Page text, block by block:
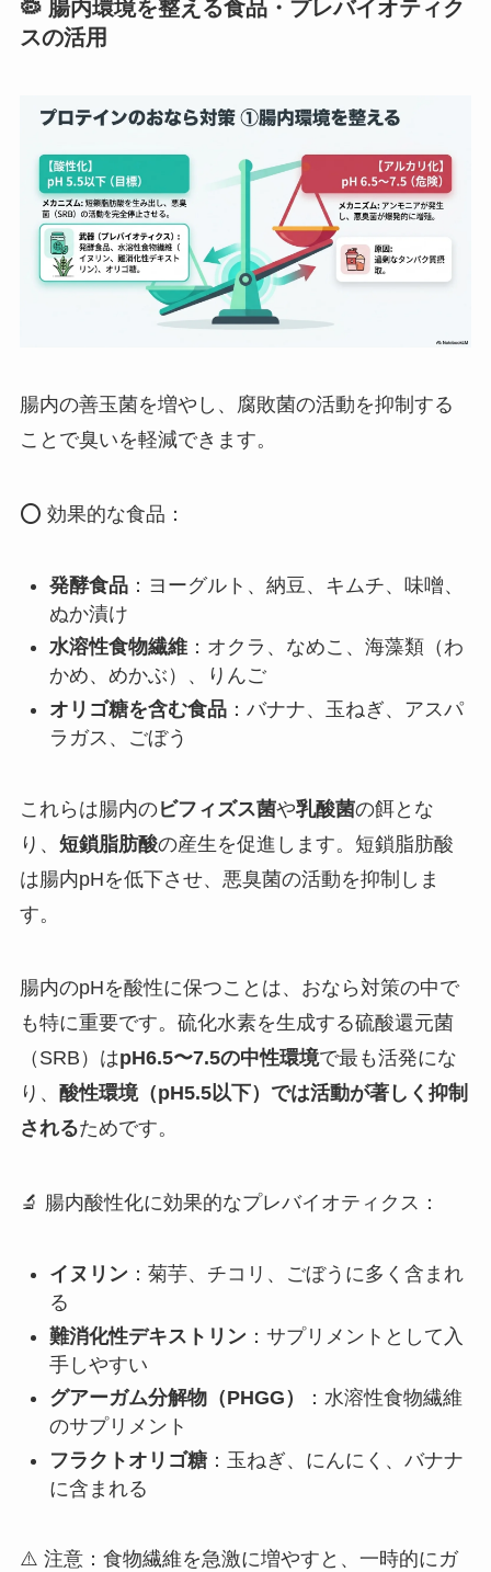
🦠 腸内環境を整える食品・プレバイオティク
スの活用
腸内の善玉菌を増やし、腐敗菌の活動を抑制する
ことで臭いを軽減できます。
⭕ 効果的な食品：
発酵食品：ヨーグルト、納豆、キムチ、味噌、
ぬか漬け
水溶性食物繊維：オクラ、なめこ、海藻類（わ
かめ、めかぶ）、りんご
オリゴ糖を含む食品：バナナ、玉ねぎ、アスパ
ラガス、ごぼう
これらは腸内のビフィズス菌や乳酸菌の餌とな
り、 短鎖脂肪酸の産生を促進します。短鎖脂肪酸
は腸内pHを低下させ、悪臭菌の活動を抑制しま
す。
腸内のpHを酸性に保つことは、おなら対策の中で
も特に重要です。硫化水素を生成する硫酸還元菌
（SRB）はpH6.5〜7.5の中性環境で最も活発にな
り、 酸性環境（pH5.5以下）では活動が著しく抑制
されるためです。
🔬 腸内酸性化に効果的なプレバイオティクス：
イヌリン：菊芋、チコリ、ごぼうに多く含まれ
る
難消化性デキストリン：サプリメントとして入
手しやすい
グアーガム分解物（PHGG）
：水溶性食物繊維
のサプリメント
フラクトオリゴ糖：玉ねぎ、にんにく、バナナ
に含まれる
⚠️ 注意：食物繊維を急激に増やすと、一時的にガ